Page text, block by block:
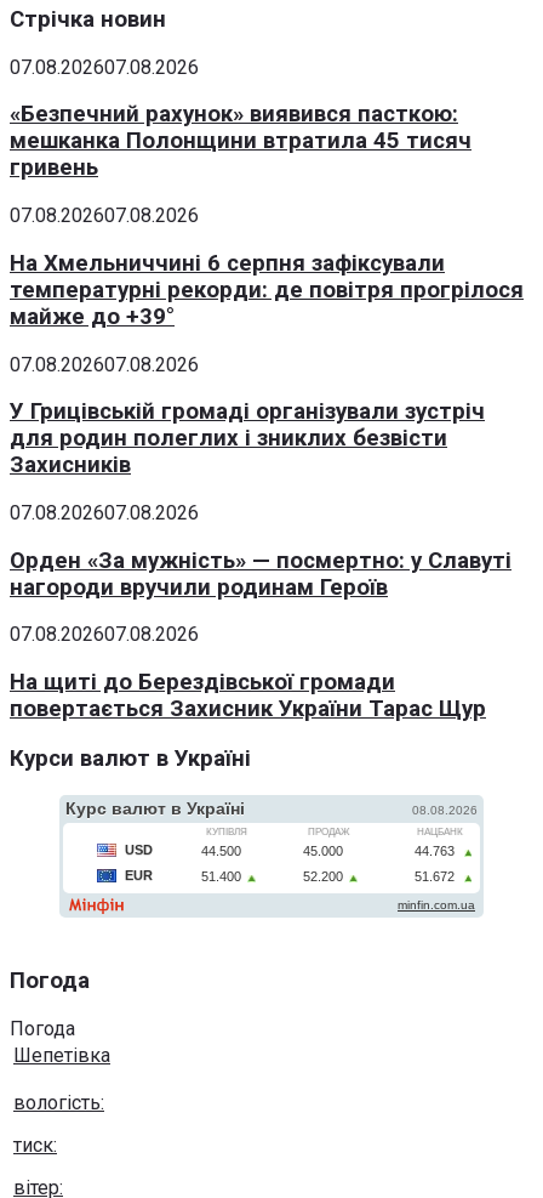
Стрічка новин
07.08.202607.08.2026
«Безпечний рахунок» виявився пасткою:
мешканка Полонщини втратила 45 тисяч
гривень
07.08.202607.08.2026
На Хмельниччині 6 серпня зафіксували
температурні рекорди: де повітря прогрілося
майже до +39°
07.08.202607.08.2026
У Грицівській громаді організували зустріч
для родин полеглих і зниклих безвісти
Захисників
07.08.202607.08.2026
Орден «За мужність» — посмертно: у Славуті
нагороди вручили родинам Героїв
07.08.202607.08.2026
На щиті до Берездівської громади
повертається Захисник України Тарас Щур
Курси валют в Україні
Погода
Погода
Шепетівка
вологість:
тиск:
вітер: